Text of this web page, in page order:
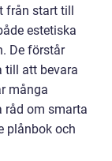
start till
estetiska
De förstår
till att bevara
många
råd om smarta
plånbok och